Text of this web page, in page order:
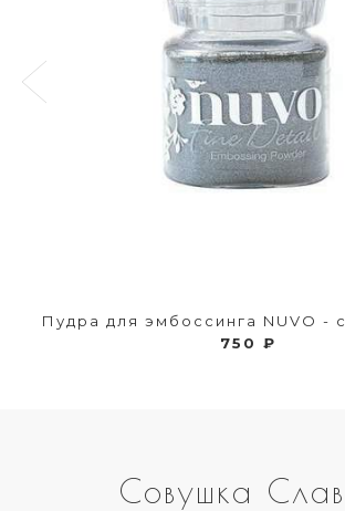
Пудра для эмбоссинга NUVO -
750 ₽
Совушка